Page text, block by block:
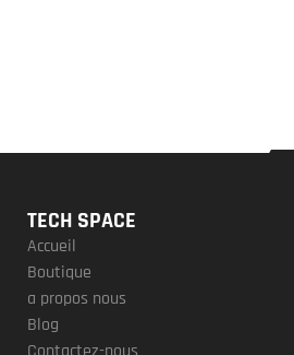
TECH SPACE
Accueil
Boutique
a propos nous
Blog